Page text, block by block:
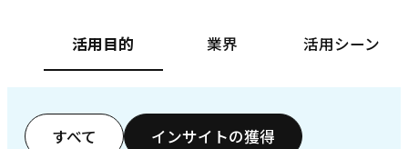
活用目的 業界 活用シーン
すべて インサイトの獲得